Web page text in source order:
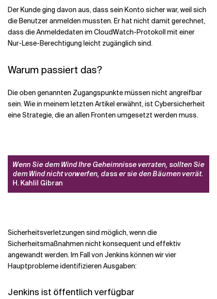
Der Kunde ging davon aus, dass sein Konto sicher war, weil sich
die Benutzer anmelden mussten. Er hat nicht damit gerechnet,
dass die Anmeldedaten im CloudWatch-Protokoll mit einer
Nur-Lese-Berechtigung leicht zugänglich sind.
Warum passiert das?
Die oben genannten Zugangspunkte müssen nicht angreifbar
sein. Wie in meinem letzten Artikel erwähnt, ist Cybersicherheit
eine Strategie, die an allen Fronten umgesetzt werden muss.
Wenn Sie dem Wind Ihre Geheimnisse verraten, sollten Sie
dem Wind nicht vorwerfen, dass er sie den Bäumen verrät.
H. Kahlil Gibran
Sicherheitsverletzungen sind möglich, wenn die
Sicherheitsmaßnahmen nicht konsequent und effektiv
angewandt werden. Im Fall von Jenkins können wir vier
Hauptprobleme identifizieren Ausgaben:
Jenkins ist öffentlich verfügbar